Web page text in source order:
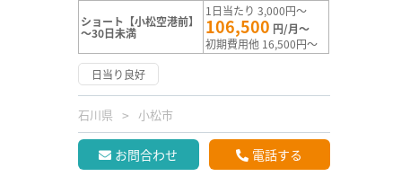
ショート【小松空港前】
～30日未満
1日当たり 3,000円～
106,500 円/月～
初期費用他 16,500円～
日当り良好
石川県 小松市
お問合わせ 電話する